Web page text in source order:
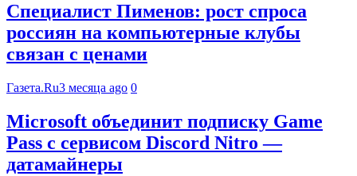
Специалист Пименов: рост спроса
россиян на компьютерные клубы
связан с ценами
Газета.Ru3 месяца ago 0
Microsoft объединит подписку Game
Pass с сервисом Discord Nitro —
датамайнеры